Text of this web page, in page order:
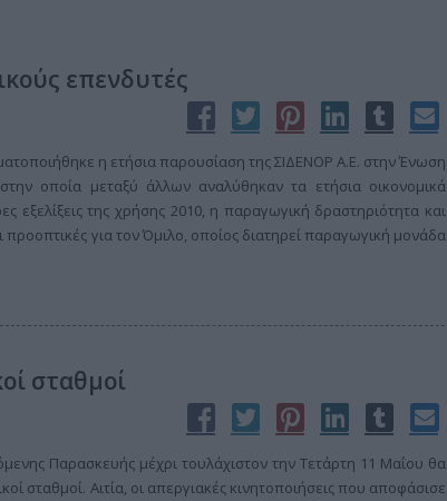
επενδυτές
η ετήσια παρουσίαση της ΣΙΔΕΝΟΡ Α.Ε. στην Ένωση
οποία μεταξύ άλλων αναλύθηκαν τα ετήσια οικονομικά
εξελίξεις της χρήσης 2010, η παραγωγική δραστηριότητα και
για τον Όμιλο, οποίος διατηρεί παραγωγική μονάδα
σταθμοί
Παρασκευής μέχρι τουλάχιστον την Τετάρτη 11 Μαΐου θα
σταθμοί. Αιτία, οι απεργιακές κινητοποιήσεις που αποφάσισε